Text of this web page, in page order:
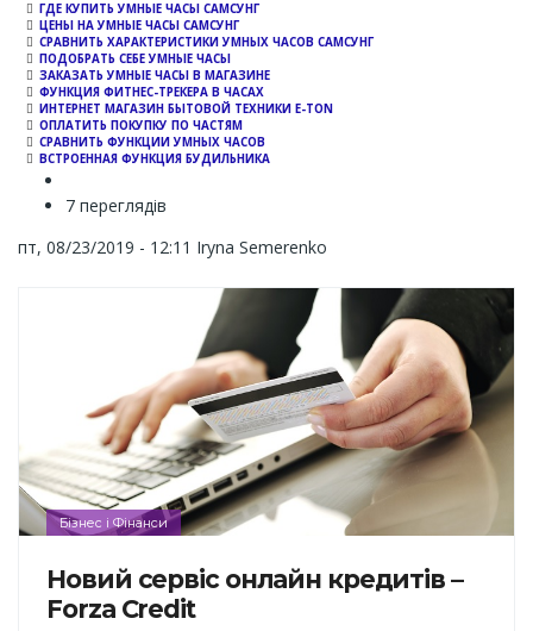
ГДЕ КУПИТЬ УМНЫЕ ЧАСЫ САМСУНГ
ЦЕНЫ НА УМНЫЕ ЧАСЫ САМСУНГ
СРАВНИТЬ ХАРАКТЕРИСТИКИ УМНЫХ ЧАСОВ САМСУНГ
ПОДОБРАТЬ СЕБЕ УМНЫЕ ЧАСЫ
ЗАКАЗАТЬ УМНЫЕ ЧАСЫ В МАГАЗИНЕ
ФУНКЦИЯ ФИТНЕС-ТРЕКЕРА В ЧАСАХ
ИНТЕРНЕТ МАГАЗИН БЫТОВОЙ ТЕХНИКИ E-TON
ОПЛАТИТЬ ПОКУПКУ ПО ЧАСТЯМ
СРАВНИТЬ ФУНКЦИИ УМНЫХ ЧАСОВ
ВСТРОЕННАЯ ФУНКЦИЯ БУДИЛЬНИКА
7 переглядів
пт, 08/23/2019 - 12:11 Iryna Semerenko
Бізнес і Фінанси
Новий сервіс онлайн кредитів –
Forza Credit